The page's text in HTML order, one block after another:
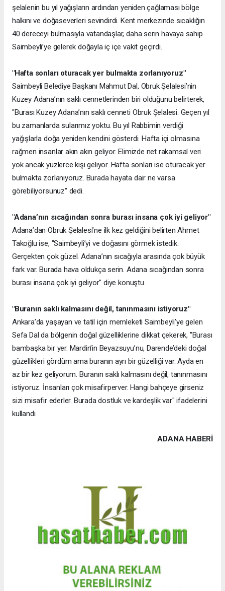
şelalenin bu yıl yağışların ardından yeniden çağlaması bölge
halkını ve doğaseverleri sevindirdi. Kent merkezinde sıcaklığın
40 dereceyi bulmasıyla vatandaşlar, daha serin havaya sahip
Saimbeyli’ye gelerek doğayla iç içe vakit geçirdi.
"Hafta sonları oturacak yer bulmakta zorlanıyoruz"
Saimbeyli Belediye Başkanı Mahmut Dal, Obruk Şelalesi’nin
Kuzey Adana’nın saklı cennetlerinden biri olduğunu belirterek,
"Burası Kuzey Adana’nın saklı cenneti Obruk Şelalesi. Geçen yıl
bu zamanlarda sularımız yoktu. Bu yıl Rabbimin verdiği
yağışlarla doğa yeniden kendini gösterdi. Hafta içi olmasına
rağmen insanlar akın akın geliyor. Elimizde net rakamsal veri
yok ancak yüzlerce kişi geliyor. Hafta sonları ise oturacak yer
bulmakta zorlanıyoruz. Burada hayata dair ne varsa
görebiliyorsunuz" dedi.
"Adana’nın sıcağından sonra burası insana çok iyi geliyor"
Adana’dan Obruk Şelalesi’ne ilk kez geldiğini belirten Ahmet
Takoğlu ise, "Saimbeyli’yi ve doğasını görmek istedik.
Gerçekten çok güzel. Adana’nın sıcağıyla arasında çok büyük
fark var. Burada hava oldukça serin. Adana sıcağından sonra
burası insana çok iyi geliyor" diye konuştu.
"Buranın saklı kalmasını değil, tanınmasını istiyoruz"
Ankara’da yaşayan ve tatil için memleketi Saimbeyli’ye gelen
Sefa Dal da bölgenin doğal güzelliklerine dikkat çekerek, "Burası
bambaşka bir yer. Mardin’in Beyazsuyu’nu, Darende’deki doğal
güzellikleri gördüm ama buranın ayrı bir güzelliği var. Ayda en
az bir kez geliyorum. Buranın saklı kalmasını değil, tanınmasını
istiyoruz. İnsanları çok misafirperver. Hangi bahçeye girseniz
sizi misafir ederler. Burada dostluk ve kardeşlik var" ifadelerini
kullandı.
ADANA HABERİ